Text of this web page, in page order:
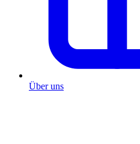
Über uns